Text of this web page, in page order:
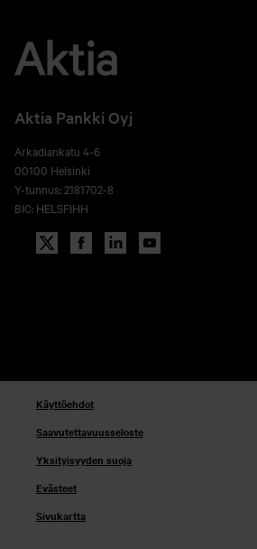
Aktia Pankki Oyj
Arkadiankatu 4-6
00100 Helsinki
Y-tunnus: 2181702-8
BIC: HELSFIHH
Käyttöehdot
Saavutettavuusseloste
Yksityisyyden suoja
Evästeet
Sivukartta